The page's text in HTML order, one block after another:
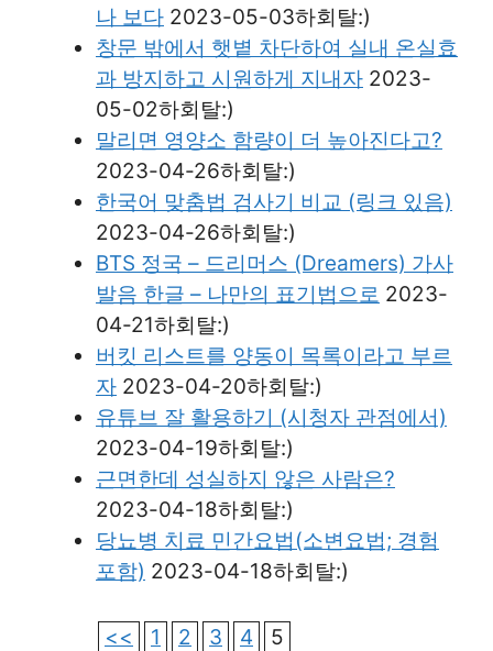
나 보다 2023-05-03하회탈:)
창문 밖에서 햇볕 차단하여 실내 온실효
과 방지하고 시원하게 지내자 2023-
05-02하회탈:)
말리면 영양소 함량이 더 높아진다고?
2023-04-26하회탈:)
한국어 맞춤법 검사기 비교 (링크 있음)
2023-04-26하회탈:)
BTS 정국 – 드리머스 (Dreamers) 가사
발음 한글 – 나만의 표기법으로 2023-
04-21하회탈:)
버킷 리스트를 양동이 목록이라고 부르
자 2023-04-20하회탈:)
유튜브 잘 활용하기 (시청자 관점에서)
2023-04-19하회탈:)
근면한데 성실하지 않은 사람은?
2023-04-18하회탈:)
당뇨병 치료 민간요법(소변요법; 경험
포함) 2023-04-18하회탈:)
<< 1 2 3 4 5